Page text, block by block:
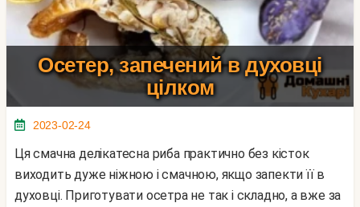
Осетер, запечений в духовці
цілком
2023-02-24
Ця смачна делікатесна риба практично без кісток
виходить дуже ніжною і смачною, якщо запекти її в
духовці. Приготувати осетра не так і складно, а вже за